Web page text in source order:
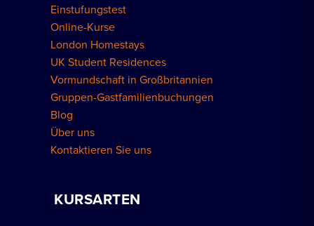
Einstufungstest
Online-Kurse
London Homestays
UK Student Residences
Vormundschaft in Großbritannien
Gruppen-Gastfamilienbuchungen
Blog
Über uns
Kontaktieren Sie uns
KURSARTEN